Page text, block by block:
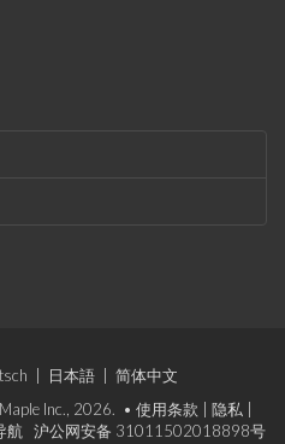
日本語
简体中文
Inc., 2026. • 使用条款 隐私
航
沪公网安备 31011502018898号